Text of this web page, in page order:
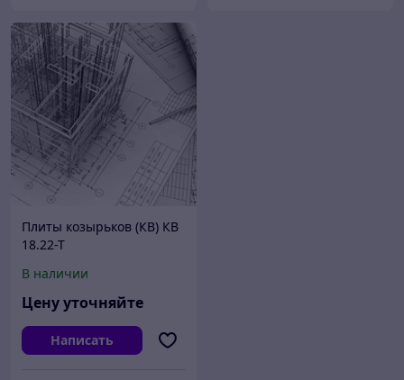
Плиты козырьков (КВ) КВ
18.22-Т
В наличии
Цену уточняйте
Написать